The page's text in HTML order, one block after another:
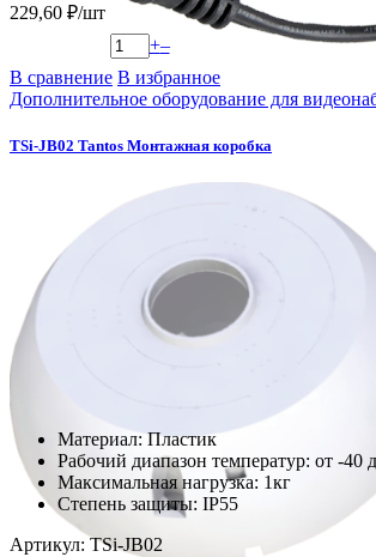
229,60 ₽/шт
+–
В сравнение В избранное
Дополнительное оборудование для
TSi-JB02 Tantos Монтажная коробка
Материал: Пластик
Рабочий диапазон температур: от -40
Максимальная нагрузка: 1кг
Степень защиты: IP55
Артикул: TSi-JB02